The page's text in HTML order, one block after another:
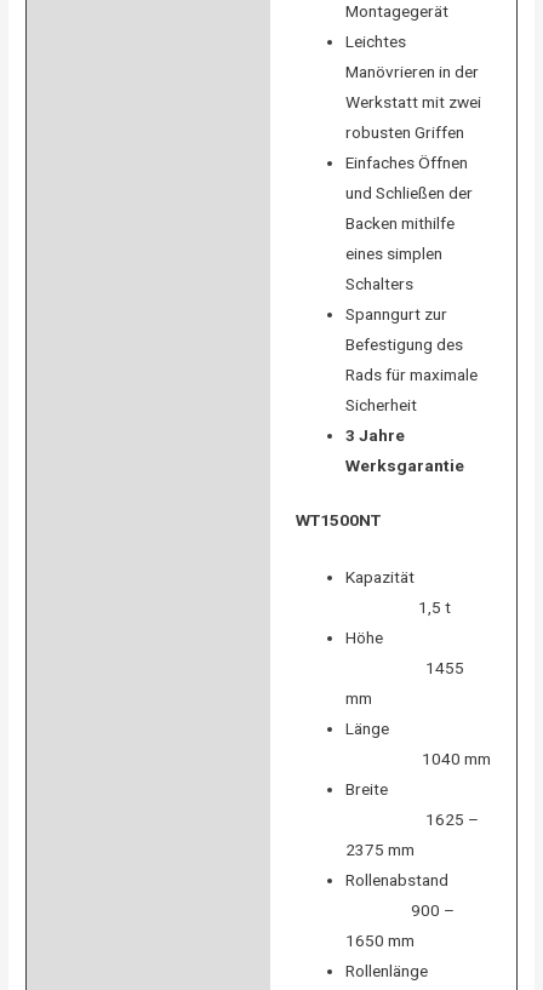
Montagegerät
Leichtes
Manövrieren in der
Werkstatt mit zwei
robusten Griffen
Einfaches Öffnen
und Schließen der
Backen mithilfe
eines simplen
Schalters
Spanngurt zur
Befestigung des
Rads für maximale
Sicherheit
3 Jahre
Werksgarantie
WT1500NT
Kapazität
1,5 t
Höhe
1455
mm
Länge
1040 mm
Breite
1625 –
2375 mm
Rollenabstand
900 –
1650 mm
Rollenlänge